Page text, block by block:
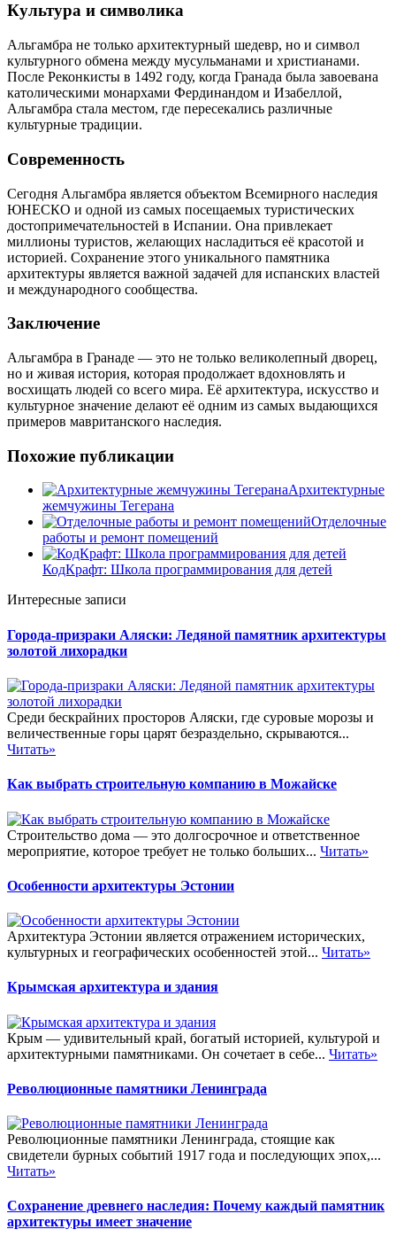
Культура и символика
Альгамбра не только архитектурный шедевр, но и символ
культурного обмена между мусульманами и христианами.
После Реконкисты в 1492 году, когда Гранада была завоевана
католическими монархами Фердинандом и Изабеллой,
Альгамбра стала местом, где пересекались различные
культурные традиции.
Современность
Сегодня Альгамбра является объектом Всемирного наследия
ЮНЕСКО и одной из самых посещаемых туристических
достопримечательностей в Испании. Она привлекает
миллионы туристов, желающих насладиться её красотой и
историей. Сохранение этого уникального памятника
архитектуры является важной задачей для испанских властей
и международного сообщества.
Заключение
Альгамбра в Гранаде — это не только великолепный дворец,
но и живая история, которая продолжает вдохновлять и
восхищать людей со всего мира. Её архитектура, искусство и
культурное значение делают её одним из самых выдающихся
примеров мавританского наследия.
Похожие публикации
Архитектурные
жемчужины Тегерана
Отделочные
работы и ремонт помещений
КодКрафт: Школа программирования для детей
Интересные записи
Города-призраки Аляски: Ледяной памятник архитектуры
золотой лихорадки
Среди бескрайних просторов Аляски, где суровые морозы и
величественные горы царят безраздельно, скрываются...
Читать»
Как выбрать строительную компанию в Можайске
Строительство дома — это долгосрочное и ответственное
мероприятие, которое требует не только больших... Читать»
Особенности архитектуры Эстонии
Архитектура Эстонии является отражением исторических,
культурных и географических особенностей этой... Читать»
Крымская архитектура и здания
Крым — удивительный край, богатый историей, культурой и
архитектурными памятниками. Он сочетает в себе... Читать»
Революционные памятники Ленинграда
Революционные памятники Ленинграда, стоящие как
свидетели бурных событий 1917 года и последующих эпох,...
Читать»
Сохранение древнего наследия: Почему каждый памятник
архитектуры имеет значение